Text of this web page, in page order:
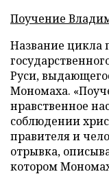
Поучение
Название цикла
Руси,
Мономаха.
нравственное
соблюдении
правителя и
отрывка,
котором